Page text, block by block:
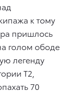
к тому
пришлось
голом ободе
легенду
Т2,
70